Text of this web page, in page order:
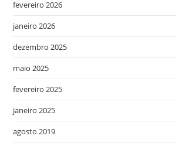
fevereiro 2026
janeiro 2026
dezembro 2025
maio 2025
fevereiro 2025
janeiro 2025
agosto 2019